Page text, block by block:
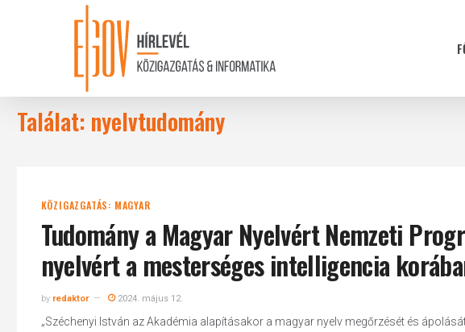
Találat: nyelvtudomány
KÖZIGAZGATÁS: MAGYAR
Tudomány a Magyar Nyelvért Nemzeti
nyelvért a mesterséges intelligencia
by redaktor 2024. május 12.
„Széchenyi István az Akadémia alapításakor a magyar nyelv megőrzését és